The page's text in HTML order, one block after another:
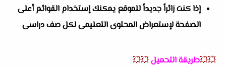
إذا كنت زائراً جديداً للموقع يمكنك إستخدام القوائم أعلى
الصفحة لإستعراض المحتوى التعليمى لكل صف دراسى
💥💥طريقة التحميل💥💥